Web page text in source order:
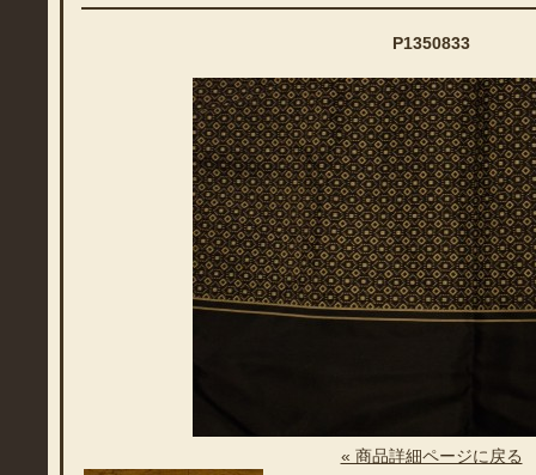
P1350833
« 商品詳細ページに戻る